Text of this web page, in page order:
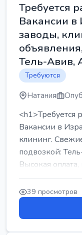
Требуется
Вакансии в
заводы,
Тель-Авив,
Требуются
Натания
<h1>Требуется
Вакансии в
клининг.
подвозкой:
Высокая
...
39 просмотров